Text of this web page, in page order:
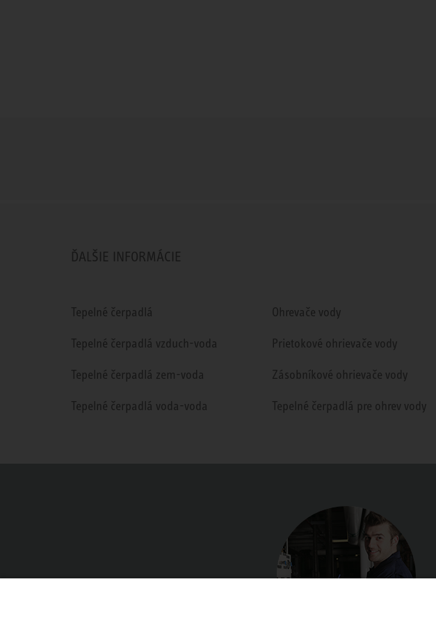
ĎALŠIE INFORMÁCIE
Tepelné čerpadlá
Tepelné čerpadlá vzduch-voda
Tepelné čerpadlá zem-voda
Tepelné čerpadlá voda-voda
Ohrevače vody
Prietokové ohrievače vody
Zásobníkové ohrievače vody
Tepelné čerpadlá pre ohrev vody